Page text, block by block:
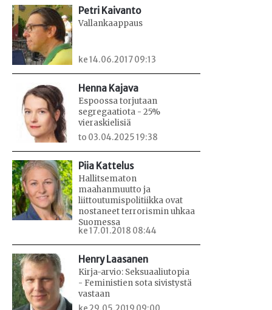
Petri Kaivanto
Vallankaappaus
ke 14.06.2017 09:13
Henna Kajava
Espoossa torjutaan
segregaatiota - 25%
vieraskielisiä
to 03.04.2025 19:38
Piia Kattelus
Hallitsematon
maahanmuutto ja
liittoutumispolitiikka ovat
nostaneet terrorismin uhkaa
Suomessa
ke 17.01.2018 08:44
Henry Laasanen
Kirja-arvio: Seksuaaliutopia
- Feministien sota sivistystä
vastaan